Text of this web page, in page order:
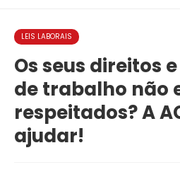
LEIS LABORAIS
Os seus direitos
de trabalho não
respeitados? A
ajudar!